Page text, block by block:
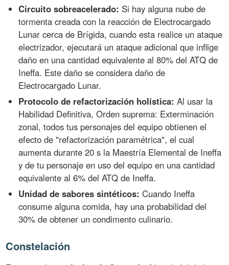
Circuito sobreacelerado: Si hay alguna nube de
tormenta creada con la reacción de Electrocargado
Lunar cerca de Brígida, cuando esta realice un ataque
electrizador, ejecutará un ataque adicional que inflige
daño en una cantidad equivalente al 80% del ATQ de
Ineffa. Este daño se considera daño de
Electrocargado Lunar.
Protocolo de refactorización holística: Al usar la
Habilidad Definitiva, Orden suprema: Exterminación
zonal, todos tus personajes del equipo obtienen el
efecto de "refactorización paramétrica", el cual
aumenta durante 20 s la Maestría Elemental de Ineffa
y de tu personaje en uso del equipo en una cantidad
equivalente al 6% del ATQ de Ineffa.
Unidad de sabores sintéticos: Cuando Ineffa
consume alguna comida, hay una probabilidad del
30% de obtener un condimento culinario.
Constelación